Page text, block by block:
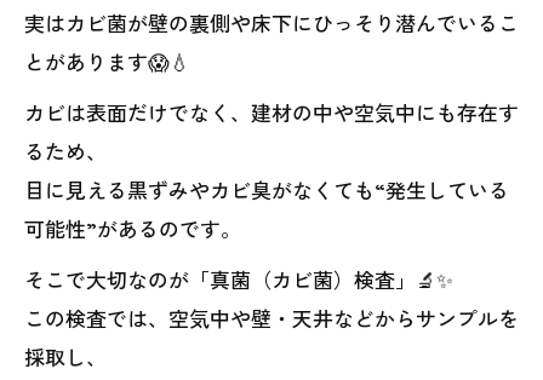
実はカビ菌が壁の裏側や床下にひっそり潜んでいるこ
とがあります😱💧
カビは表面だけでなく、建材の中や空気中にも存在す
るため、
目に見える黒ずみやカビ臭がなくても“発生している
可能性”があるのです。
そこで大切なのが「真菌（カビ菌）検査」🔬✨
この検査では、空気中や壁・天井などからサンプルを
採取し、